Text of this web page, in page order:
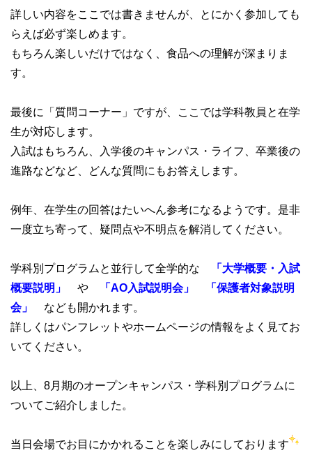
詳しい内容をここでは書きませんが、とにかく参加しても
らえば必ず楽しめます。
もちろん楽しいだけではなく、食品への理解が深まりま
す。
最後に「質問コーナー」ですが、ここでは学科教員と在学
生が対応します。
入試はもちろん、入学後のキャンパス・ライフ、卒業後の
進路などなど、どんな質問にもお答えします。
例年、在学生の回答はたいへん参考になるようです。是非
一度立ち寄って、疑問点や不明点を解消してください。
学科別プログラムと並行して全学的な
「大学概要・入試
概要説明」
や
「AO入試説明会」 「保護者対象説明
会」 なども開かれます。
詳しくはパンフレットやホームページの情報をよく見てお
いてください。
以上、8月期のオープンキャンパス・学科別プログラムに
ついてご紹介しました。
当日会場でお目にかかれることを楽しみにしております